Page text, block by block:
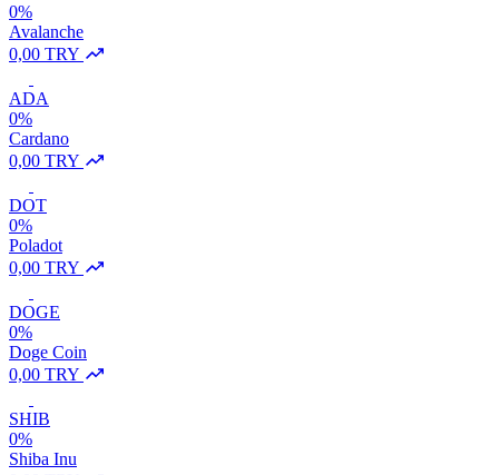
0%
Avalanche
0,00 TRY
ADA
0%
Cardano
0,00 TRY
DOT
0%
Poladot
0,00 TRY
DOGE
0%
Doge Coin
0,00 TRY
SHIB
0%
Shiba Inu